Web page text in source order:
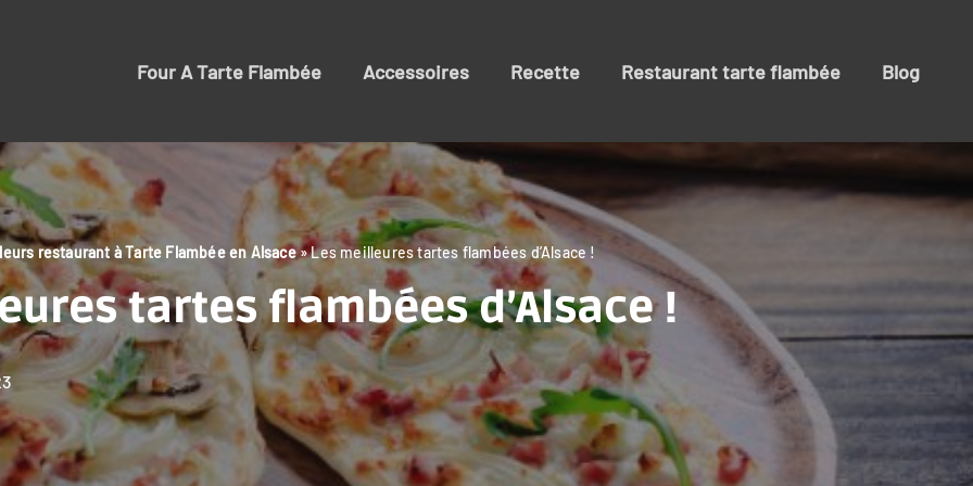
Four A Tarte Flambée Accessoires Recette Restaurant tarte flambée Blog
restaurant à Tarte Flambée en Alsace»Les meilleures tartes flambées d’Alsace !
tartes flambées d’Alsace !